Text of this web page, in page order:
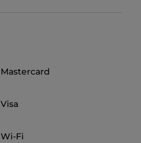
Mastercard
Visa
Wi-Fi